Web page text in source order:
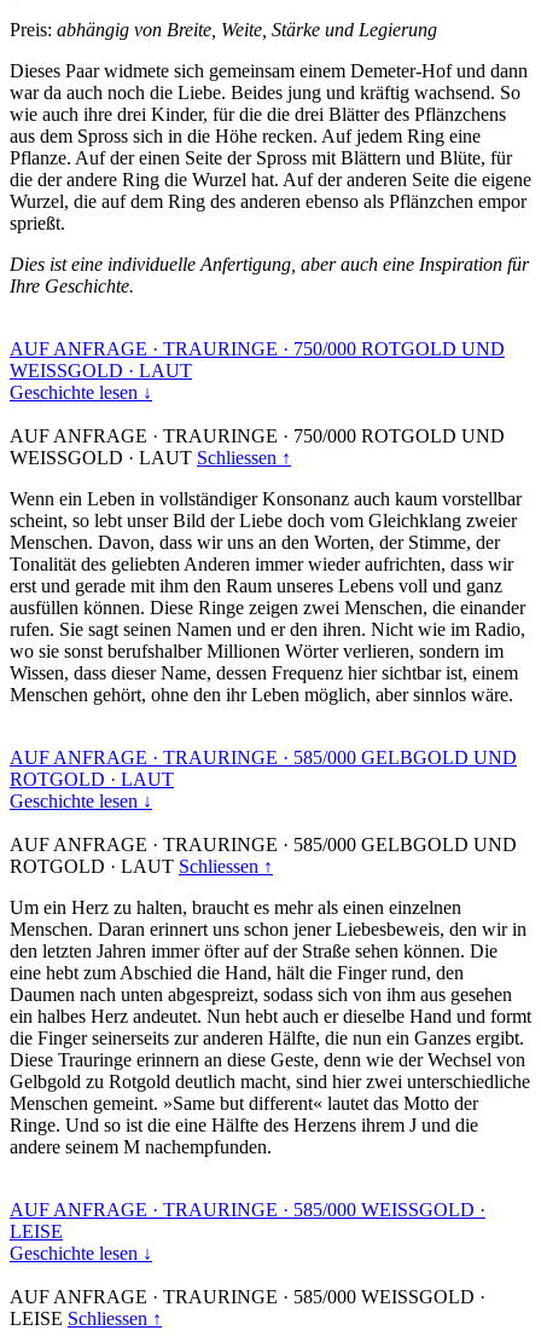
Preis: abhängig von Breite, Weite, Stärke und Legierung
Dieses Paar widmete sich gemeinsam einem Demeter-Hof und dann
war da auch noch die Liebe. Beides jung und kräftig wachsend. So
wie auch ihre drei Kinder, für die die drei Blätter des Pflänzchens
aus dem Spross sich in die Höhe recken. Auf jedem Ring eine
Pflanze. Auf der einen Seite der Spross mit Blättern und Blüte, für
die der andere Ring die Wurzel hat. Auf der anderen Seite die eigene
Wurzel, die auf dem Ring des anderen ebenso als Pflänzchen empor
sprießt.
Dies ist eine individuelle Anfertigung, aber auch eine Inspiration für
Ihre Geschichte.
AUF ANFRAGE · TRAURINGE · 750/000 ROTGOLD UND
WEISSGOLD · LAUT
Geschichte lesen ↓
AUF ANFRAGE · TRAURINGE · 750/000 ROTGOLD UND
WEISSGOLD · LAUT Schliessen ↑
Wenn ein Leben in vollständiger Konsonanz auch kaum vorstellbar
scheint, so lebt unser Bild der Liebe doch vom Gleichklang zweier
Menschen. Davon, dass wir uns an den Worten, der Stimme, der
Tonalität des geliebten Anderen immer wieder aufrichten, dass wir
erst und gerade mit ihm den Raum unseres Lebens voll und ganz
ausfüllen können. Diese Ringe zeigen zwei Menschen, die einander
rufen. Sie sagt seinen Namen und er den ihren. Nicht wie im Radio,
wo sie sonst berufshalber Millionen Wörter verlieren, sondern im
Wissen, dass dieser Name, dessen Frequenz hier sichtbar ist, einem
Menschen gehört, ohne den ihr Leben möglich, aber sinnlos wäre.
AUF ANFRAGE · TRAURINGE · 585/000 GELBGOLD UND
ROTGOLD · LAUT
Geschichte lesen ↓
AUF ANFRAGE · TRAURINGE · 585/000 GELBGOLD UND
ROTGOLD · LAUT Schliessen ↑
Um ein Herz zu halten, braucht es mehr als einen einzelnen
Menschen. Daran erinnert uns schon jener Liebesbeweis, den wir in
den letzten Jahren immer öfter auf der Straße sehen können. Die
eine hebt zum Abschied die Hand, hält die Finger rund, den
Daumen nach unten abgespreizt, sodass sich von ihm aus gesehen
ein halbes Herz andeutet. Nun hebt auch er dieselbe Hand und formt
die Finger seinerseits zur anderen Hälfte, die nun ein Ganzes ergibt.
Diese Trauringe erinnern an diese Geste, denn wie der Wechsel von
Gelbgold zu Rotgold deutlich macht, sind hier zwei unterschiedliche
Menschen gemeint. »Same but different« lautet das Motto der
Ringe. Und so ist die eine Hälfte des Herzens ihrem J und die
andere seinem M nachempfunden.
AUF ANFRAGE · TRAURINGE · 585/000 WEISSGOLD ·
LEISE
Geschichte lesen ↓
AUF ANFRAGE · TRAURINGE · 585/000 WEISSGOLD ·
LEISE Schliessen ↑